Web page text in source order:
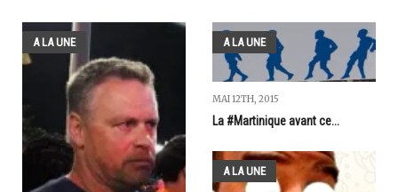
A LA UNE A LA UNE
MAI 12TH, 2015
La #Martinique avant ce...
A LA UNE